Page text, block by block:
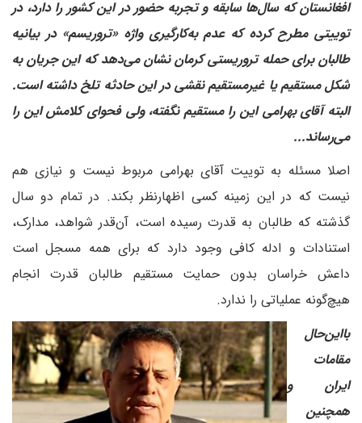
افغانستان که سال‌ها سابقه و تجربه حضور در این کشور را دارد، در
توییتی مطرح کرده که عدم به‌کارگیری واژه «تروریسم» در بیانیه
طالبان برای حمله تروریستی کرمان نشان می‌دهد که این جریان به
شکل مستقیم یا غیرمستقیم نقشی در این حادثه تلخ داشته است.
البته آقای بهرامی این را مستقیم نگفته، ولی فحوای کلامش این را
می‌رساند...
اصلا مسئله به توییت آقای بهرامی مربوط نیست و نیازی هم
نیست که در این زمینه کسی اظهارنظر بکند. در تمام دو سال
گذشته که طالبان به قدرت رسیده است، آن‌قدر شواهد، مدارک،
استنادات و ادله کافی وجود دارد که برای همه مسجل است
داعش خراسان بدون حمایت مستقیم طالبان قدرت انجام
هیچ‌گونه عملیاتی را ندارد.
‌با‌این‌حال
مقامات
ایران و
همچنین